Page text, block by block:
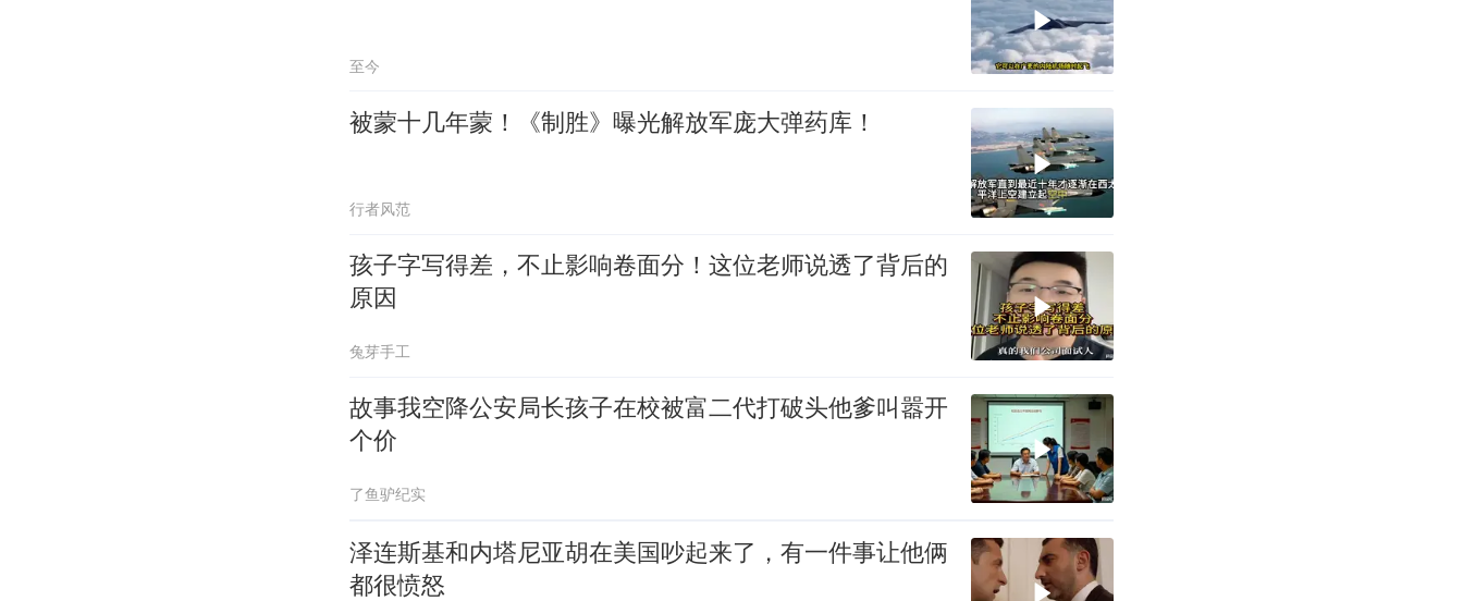
至今
被蒙十几年蒙！《制胜》曝光解放军庞大弹药库！
行者风范
孩子字写得差，不止影响卷面分！这位老师说透了背后的
原因
兔芽手工
故事我空降公安局长孩子在校被富二代打破头他爹叫嚣开
个价
了鱼驴纪实
泽连斯基和内塔尼亚胡在美国吵起来了，有一件事让他俩
都很愤怒